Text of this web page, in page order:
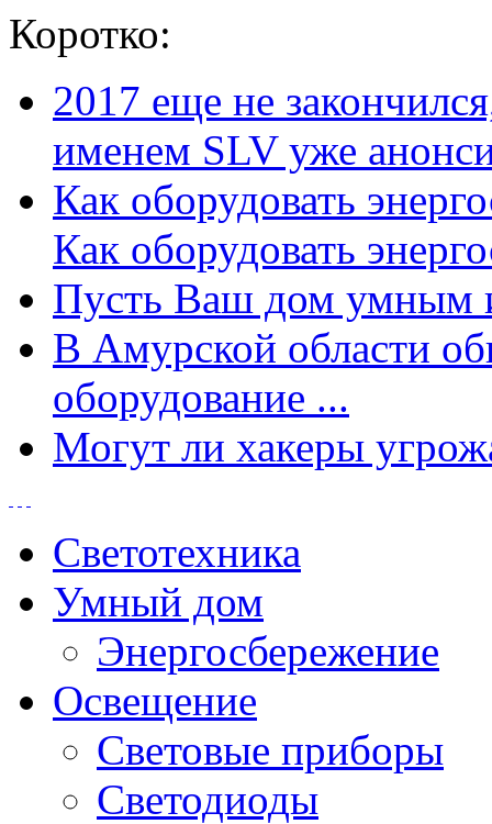
Коротко:
2017 еще не
именем SLV уже
Как оборудовать
Как оборудовать
Пусть Ваш дом умным
В Амурской области
оборудование ...
Могут ли хакеры
Светотехника
Умный дом
Энергосбережение
Освещение
Световые приборы
Светодиоды